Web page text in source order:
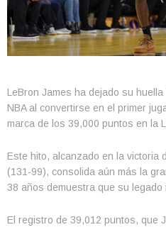
LeBron James ha dejado su
NBA al convertirse en el primer
marca de los 39,000 puntos en la
Este hito, alcanzado en la victoria
(131-99), consolida aún más la
38 años demuestra que su legado
El registro de 39,012 puntos, que